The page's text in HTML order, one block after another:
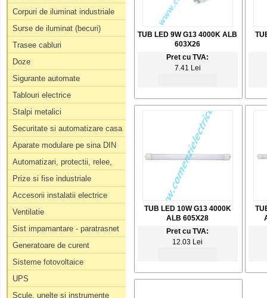
Corpuri de iluminat industriale
Surse de iluminat (becuri)
Trasee cabluri
Doze
Sigurante automate
Tablouri electrice
Stalpi metalici
Securitate si automatizare casa
Aparate modulare pe sina DIN
Automatizari, protectii, relee,
Prize si fise industriale
Accesorii instalatii electrice
Ventilatie
Sist impamantare - paratrasnet
Generatoare de curent
Sisteme fotovoltaice
UPS
Scule, unelte si instrumente
TUB LED 9W G13 4000K ALB
603X26
Pret cu TVA:
7.41 Lei
TUB LED 10W G13 4000K
ALB 605X28
Pret cu TVA:
12.03 Lei